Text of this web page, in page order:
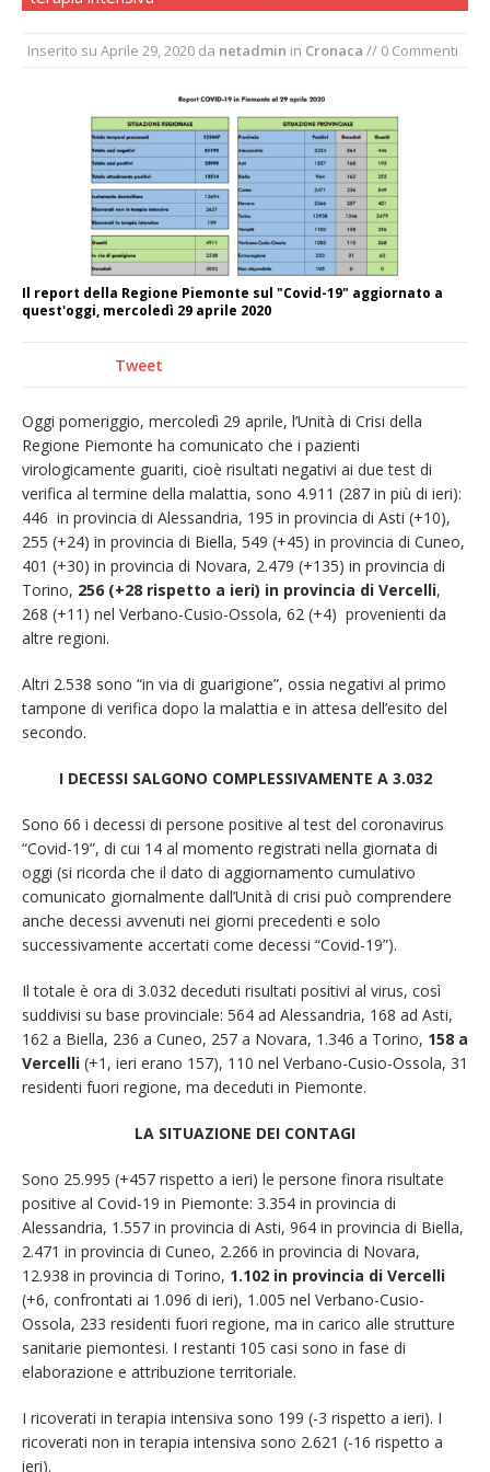
Intervento dei vigili del fuoco per un
Asl Vc: arrivano i nuovi totem multifunzionali
per i pagamenti delle prestazioni
Dieci anni fa l’ingresso a Vercelli
dell’arcivescovo mons. Marco Arnolfo
Inserito su Aprile 29, 2020 da netadmin in Cronaca // 0 Commenti
Il report della Regione Piemonte sul "Covid-19" aggiornato a
quest'oggi, mercoledì 29 aprile 2020
Tweet
Oggi pomeriggio, mercoledì 29 aprile, l’Unità di Crisi della
Regione Piemonte ha comunicato che i pazienti
virologicamente guariti, cioè risultati negativi ai due test di
verifica al termine della malattia, sono 4.911 (287 in più di ieri):
446 in provincia di Alessandria, 195 in provincia di Asti (+10),
255 (+24) in provincia di Biella, 549 (+45) in provincia di Cuneo,
401 (+30) in provincia di Novara, 2.479 (+135) in provincia di
Torino, 256 (+28 rispetto a ieri) in provincia di Vercelli,
268 (+11) nel Verbano-Cusio-Ossola, 62 (+4) provenienti da
altre regioni.
Altri 2.538 sono “in via di guarigione”, ossia negativi al primo
tampone di verifica dopo la malattia e in attesa dell’esito del
secondo.
I DECESSI SALGONO COMPLESSIVAMENTE A 3.032
Sono 66 i decessi di persone positive al test del coronavirus
“Covid-19”, di cui 14 al momento registrati nella giornata di
oggi (si ricorda che il dato di aggiornamento cumulativo
comunicato giornalmente dall’Unità di crisi può comprendere
anche decessi avvenuti nei giorni precedenti e solo
successivamente accertati come decessi “Covid-19”).
Il totale è ora di 3.032 deceduti risultati positivi al virus, così
suddivisi su base provinciale: 564 ad Alessandria, 168 ad Asti,
162 a Biella, 236 a Cuneo, 257 a Novara, 1.346 a Torino, 158 a
Vercelli (+1, ieri erano 157), 110 nel Verbano-Cusio-Ossola, 31
residenti fuori regione, ma deceduti in Piemonte.
LA SITUAZIONE DEI CONTAGI
Sono 25.995 (+457 rispetto a ieri) le persone finora risultate
positive al Covid-19 in Piemonte: 3.354 in provincia di
Alessandria, 1.557 in provincia di Asti, 964 in provincia di Biella,
2.471 in provincia di Cuneo, 2.266 in provincia di Novara,
12.938 in provincia di Torino, 1.102 in provincia di Vercelli
(+6, confrontati ai 1.096 di ieri), 1.005 nel Verbano-Cusio-
Ossola, 233 residenti fuori regione, ma in carico alle strutture
sanitarie piemontesi. I restanti 105 casi sono in fase di
elaborazione e attribuzione territoriale.
I ricoverati in terapia intensiva sono 199 (-3 rispetto a ieri). I
ricoverati non in terapia intensiva sono 2.621 (-16 rispetto a
ieri).